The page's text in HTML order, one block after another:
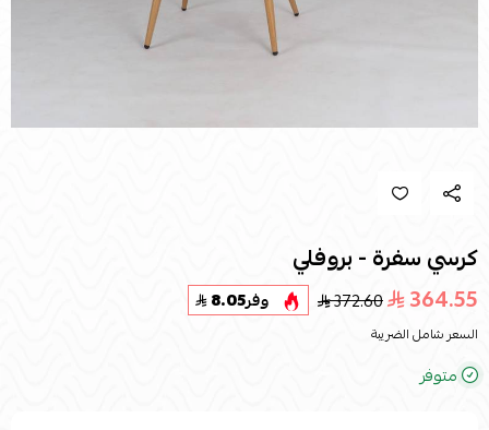
كرسي سفرة - بروفلي
364.55
372.60 وفر8.05
السعر شامل الضريبة
متوفر